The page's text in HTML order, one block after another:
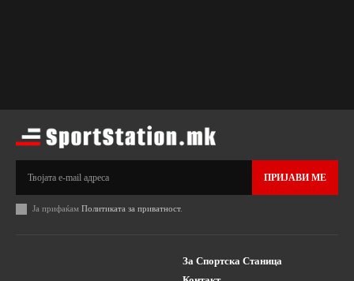
ПРИЈАВИ МЕ
Ја прифаќам Политиката за приватност.
За Спортска Станица